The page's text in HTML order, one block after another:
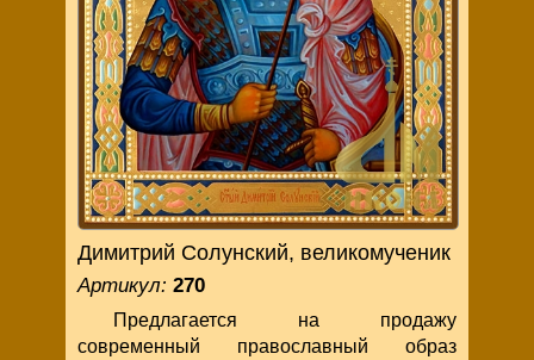
Димитрий Солунский, великомученик
Артикул: 270
Предлагается на продажу
современный православный образ